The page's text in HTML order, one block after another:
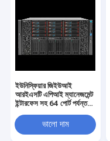
ইউনিস্ফিয়ার জিইউআই
আরইএসটি এপিআই ম্যানেজমেন্ট
ইন্টারফেস সহ 64 পোর্ট পর্যন্ত
স্টোরেজ সিস্টেম ডেটা
ম্যানেজমেন্ট সরবরাহ করে
ভালো দাম